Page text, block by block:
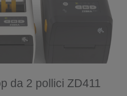
da 2 pollici ZD411